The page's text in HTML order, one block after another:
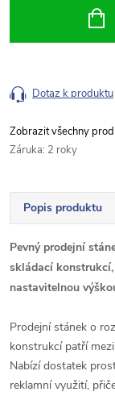
Dotaz k produktu
Záruka: 2 roky
Popis produktu
Pevný prodejní
skládací
nastavitelnou
Prodejní stánek o
konstrukcí patří
Nabízí dostatek
reklamní využití,